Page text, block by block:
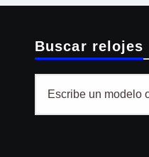
Buscar relojes